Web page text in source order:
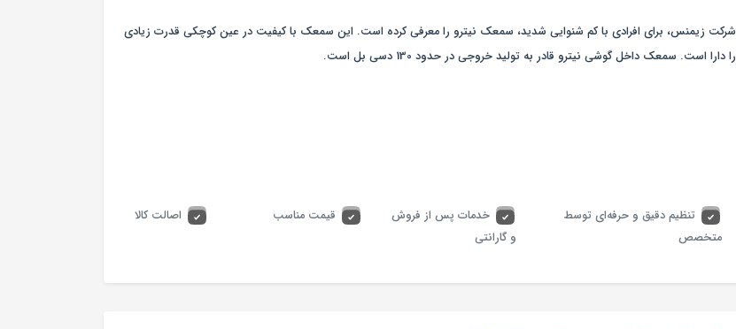
شرکت زیمنس، برای افرادی با کم شنوایی شدید، سمعک نیترو را معرفی کرده است. این سمعک با کیفیت در عین کوچکی قدرت زیادی
را دارا است. سمعک داخل گوشی نیترو قادر به تولید خروجی در حدود 130 دسی بل است.
تنظیم دقیق و حرفه‌ای توسط
متخصص
خدمات پس از فروش
و گارانتی
قیمت مناسب اصالت کالا